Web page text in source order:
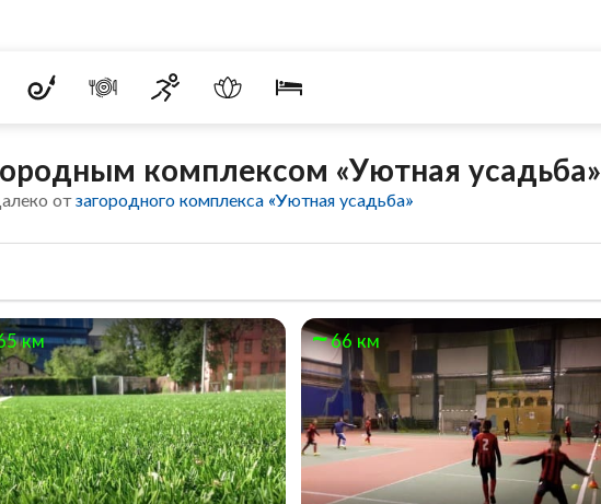
комплексом «Уютная усадьба»
отзагородного комплекса «Уютная усадьба»
км 66 км